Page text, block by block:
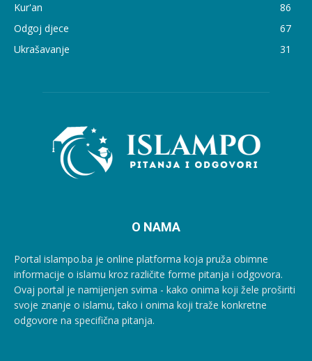
Kur'an
86
Odgoj djece
67
Ukrašavanje
31
O NAMA
Portal islampo.ba je online platforma koja pruža obimne
informacije o islamu kroz različite forme pitanja i odgovora.
Ovaj portal je namijenjen svima - kako onima koji žele proširiti
svoje znanje o islamu, tako i onima koji traže konkretne
odgovore na specifična pitanja.